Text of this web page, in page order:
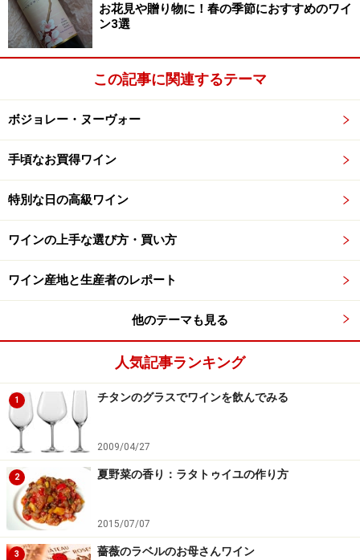
お花見や贈り物に！春の季節におすすめのワイ
ン3選
この記事に関連するテーマ
ボジョレー・ヌーヴォー
手頃なお買得ワイン
特別な日の高級ワイン
ワインの上手な選び方・買い方
ワイン産地と生産者のレポート
他のテーマも見る
人気記事ランキング
1 チタンのグラスでワインを飲んでみる
2009/04/27
2 夏野菜の香り：ラタトゥイユの作り方
2015/07/07
3 薔薇のラベルのお母さんワイン